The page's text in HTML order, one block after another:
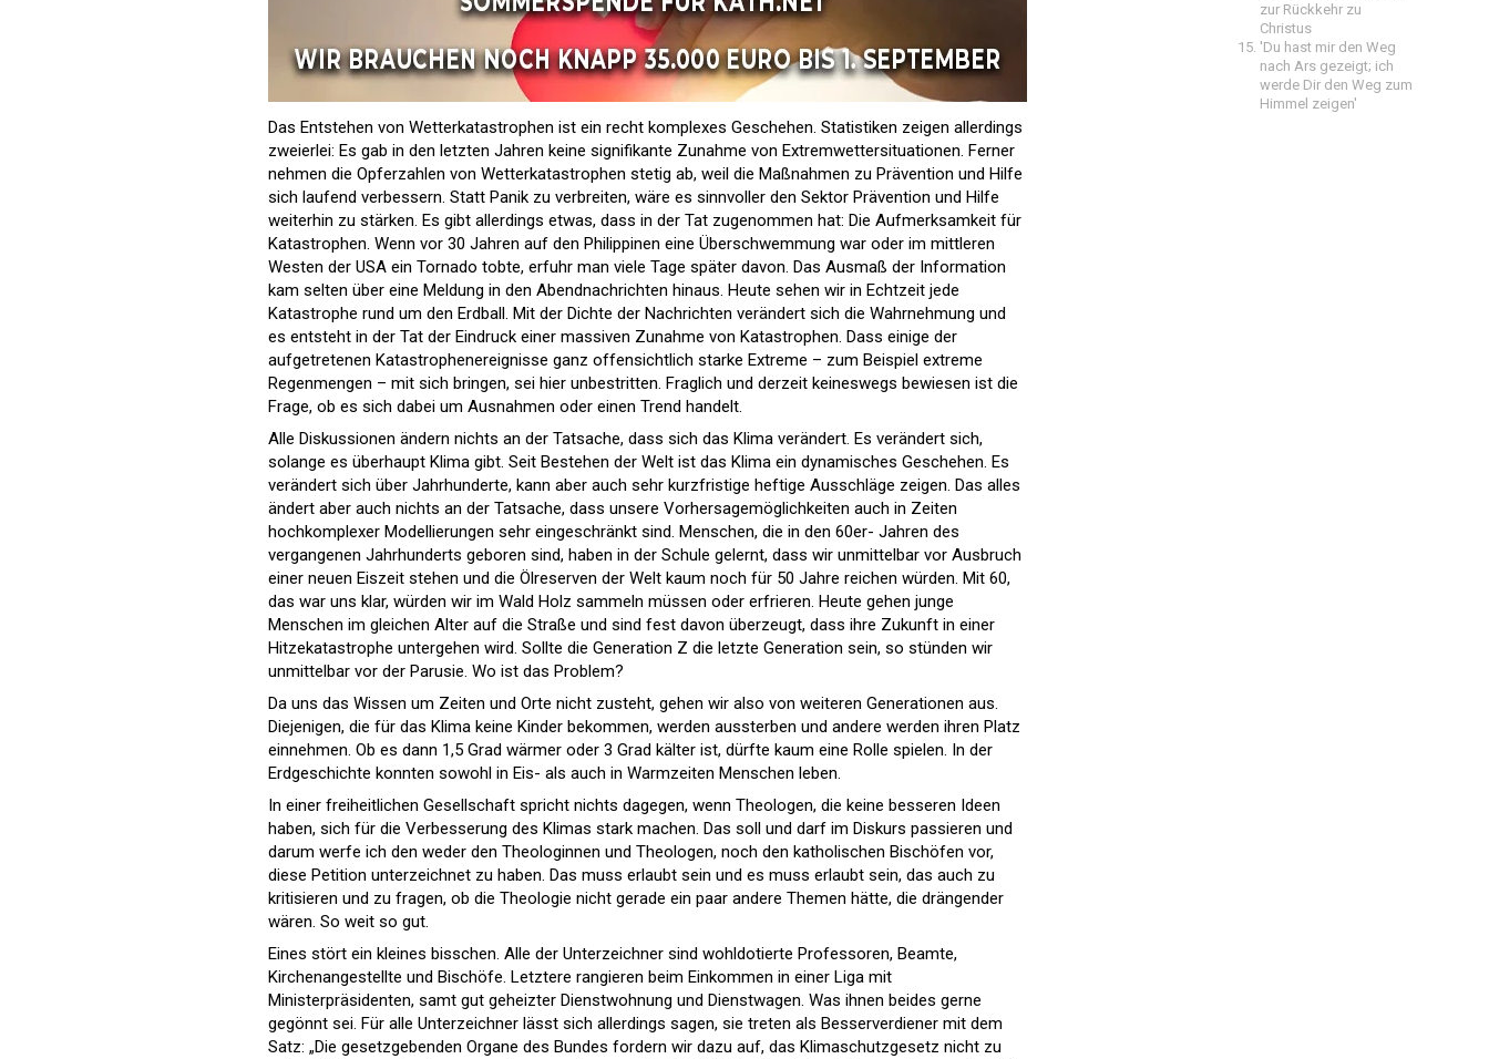
Das Entstehen von Wetterkatastrophen ist ein recht komplexes Geschehen. Statistiken zeigen allerdings
zweierlei: Es gab in den letzten Jahren keine signifikante Zunahme von Extremwettersituationen. Ferner
nehmen die Opferzahlen von Wetterkatastrophen stetig ab, weil die Maßnahmen zu Prävention und Hilfe
sich laufend verbessern. Statt Panik zu verbreiten, wäre es sinnvoller den Sektor Prävention und Hilfe
weiterhin zu stärken. Es gibt allerdings etwas, dass in der Tat zugenommen hat: Die Aufmerksamkeit für
Katastrophen. Wenn vor 30 Jahren auf den Philippinen eine Überschwemmung war oder im mittleren
Westen der USA ein Tornado tobte, erfuhr man viele Tage später davon. Das Ausmaß der Information
kam selten über eine Meldung in den Abendnachrichten hinaus. Heute sehen wir in Echtzeit jede
Katastrophe rund um den Erdball. Mit der Dichte der Nachrichten verändert sich die Wahrnehmung und
es entsteht in der Tat der Eindruck einer massiven Zunahme von Katastrophen. Dass einige der
aufgetretenen Katastrophenereignisse ganz offensichtlich starke Extreme – zum Beispiel extreme
Regenmengen – mit sich bringen, sei hier unbestritten. Fraglich und derzeit keineswegs bewiesen ist die
Frage, ob es sich dabei um Ausnahmen oder einen Trend handelt.
Alle Diskussionen ändern nichts an der Tatsache, dass sich das Klima verändert. Es verändert sich,
solange es überhaupt Klima gibt. Seit Bestehen der Welt ist das Klima ein dynamisches Geschehen. Es
verändert sich über Jahrhunderte, kann aber auch sehr kurzfristige heftige Ausschläge zeigen. Das alles
ändert aber auch nichts an der Tatsache, dass unsere Vorhersagemöglichkeiten auch in Zeiten
hochkomplexer Modellierungen sehr eingeschränkt sind. Menschen, die in den 60er- Jahren des
vergangenen Jahrhunderts geboren sind, haben in der Schule gelernt, dass wir unmittelbar vor Ausbruch
einer neuen Eiszeit stehen und die Ölreserven der Welt kaum noch für 50 Jahre reichen würden. Mit 60,
das war uns klar, würden wir im Wald Holz sammeln müssen oder erfrieren. Heute gehen junge
Menschen im gleichen Alter auf die Straße und sind fest davon überzeugt, dass ihre Zukunft in einer
Hitzekatastrophe untergehen wird. Sollte die Generation Z die letzte Generation sein, so stünden wir
unmittelbar vor der Parusie. Wo ist das Problem?
Da uns das Wissen um Zeiten und Orte nicht zusteht, gehen wir also von weiteren Generationen aus.
Diejenigen, die für das Klima keine Kinder bekommen, werden aussterben und andere werden ihren Platz
einnehmen. Ob es dann 1,5 Grad wärmer oder 3 Grad kälter ist, dürfte kaum eine Rolle spielen. In der
Erdgeschichte konnten sowohl in Eis- als auch in Warmzeiten Menschen leben.
In einer freiheitlichen Gesellschaft spricht nichts dagegen, wenn Theologen, die keine besseren Ideen
haben, sich für die Verbesserung des Klimas stark machen. Das soll und darf im Diskurs passieren und
darum werfe ich den weder den Theologinnen und Theologen, noch den katholischen Bischöfen vor,
diese Petition unterzeichnet zu haben. Das muss erlaubt sein und es muss erlaubt sein, das auch zu
kritisieren und zu fragen, ob die Theologie nicht gerade ein paar andere Themen hätte, die drängender
wären. So weit so gut.
Eines stört ein kleines bisschen. Alle der Unterzeichner sind wohldotierte Professoren, Beamte,
Kirchenangestellte und Bischöfe. Letztere rangieren beim Einkommen in einer Liga mit
Ministerpräsidenten, samt gut geheizter Dienstwohnung und Dienstwagen. Was ihnen beides gerne
gegönnt sei. Für alle Unterzeichner lässt sich allerdings sagen, sie treten als Besserverdiener mit dem
Satz: „Die gesetzgebenden Organe des Bundes fordern wir dazu auf, das Klimaschutzgesetz nicht zu
zur Rückkehr zu
Christus
'Du hast mir den Weg
nach Ars gezeigt; ich
werde Dir den Weg zum
Himmel zeigen'